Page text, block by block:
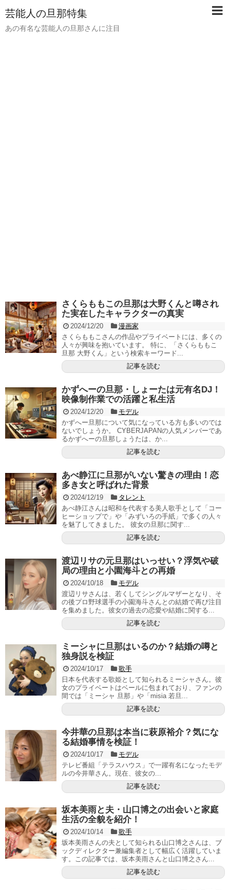
芸能人の旦那特集
あの有名な芸能人の旦那さんに注目
さくらももこの旦那は大野くんと噂され
た実在したキャラクターの真実
2024/12/20
漫画家
さくらももこさんの作品やプライベートには、多くの
人々が興味を抱いています。 特に、「さくらももこ
旦那 大野くん」という検索キーワード...
記事を読む
かずへーの旦那・しょーたは元有名DJ！
映像制作業での活躍と私生活
2024/12/20
モデル
かずへー旦那について気になっている方も多いのでは
ないでしょうか。 CYBERJAPANの人気メンバーであ
るかずへーの旦那しょうたは、か...
記事を読む
あべ静江に旦那がいない驚きの理由！恋
多き女と呼ばれた背景
2024/12/19
タレント
あべ静江さんは昭和を代表する美人歌手として「コー
ヒーショップで」や「みずいろの手紙」で多くの人々
を魅了してきました。 彼女の旦那に関す...
記事を読む
渡辺リサの元旦那はいっせい？浮気や破
局の理由と小園海斗との再婚
2024/10/18
モデル
渡辺リサさんは、若くしてシングルマザーとなり、そ
の後プロ野球選手の小園海斗さんとの結婚で再び注目
を集めました。彼女の過去の恋愛や結婚に関する...
記事を読む
ミーシャに旦那はいるのか？結婚の噂と
独身説を検証
2024/10/17
歌手
日本を代表する歌姫として知られるミーシャさん。彼
女のプライベートはベールに包まれており、ファンの
間では「ミーシャ 旦那」や「misia 若旦...
記事を読む
今井華の旦那は本当に萩原裕介？気にな
る結婚事情を検証！
2024/10/17
モデル
テレビ番組「テラスハウス」で一躍有名になったモデ
ルの今井華さん。現在、彼女の...
記事を読む
坂本美雨と夫・山口博之の出会いと家庭
生活の全貌を紹介！
2024/10/14
歌手
坂本美雨さんの夫として知られる山口博之さんは、ブ
ックディレクター兼編集者として幅広く活躍していま
す。この記事では、坂本美雨さんと山口博之さん...
記事を読む